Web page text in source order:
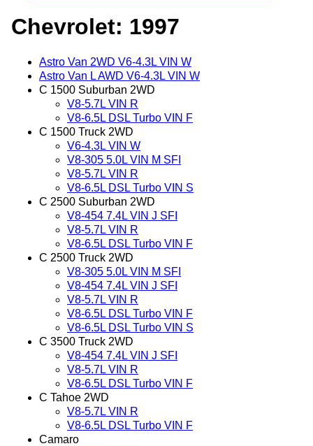
Chevrolet: 1997
Astro Van 2WD V6-4.3L VIN W
Astro Van L AWD V6-4.3L VIN W
C 1500 Suburban 2WD
V8-5.7L VIN R
V8-6.5L DSL Turbo VIN F
C 1500 Truck 2WD
V6-4.3L VIN W
V8-305 5.0L VIN M SFI
V8-5.7L VIN R
V8-6.5L DSL Turbo VIN S
C 2500 Suburban 2WD
V8-454 7.4L VIN J SFI
V8-5.7L VIN R
V8-6.5L DSL Turbo VIN F
C 2500 Truck 2WD
V8-305 5.0L VIN M SFI
V8-454 7.4L VIN J SFI
V8-5.7L VIN R
V8-6.5L DSL Turbo VIN F
V8-6.5L DSL Turbo VIN S
C 3500 Truck 2WD
V8-454 7.4L VIN J SFI
V8-5.7L VIN R
V8-6.5L DSL Turbo VIN F
C Tahoe 2WD
V8-5.7L VIN R
V8-6.5L DSL Turbo VIN F
Camaro